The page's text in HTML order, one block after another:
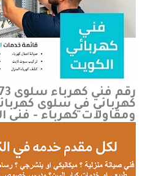
كهربائي في سلوى
ومقاولات كهرباء - فني